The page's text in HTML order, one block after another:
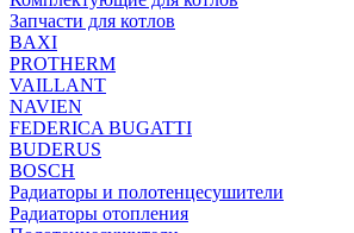
Запчасти для котлов
BAXI
PROTHERM
VAILLANT
NAVIEN
FEDERICA BUGATTI
BUDERUS
BOSCH
Радиаторы и полотенцесушители
Радиаторы отопления